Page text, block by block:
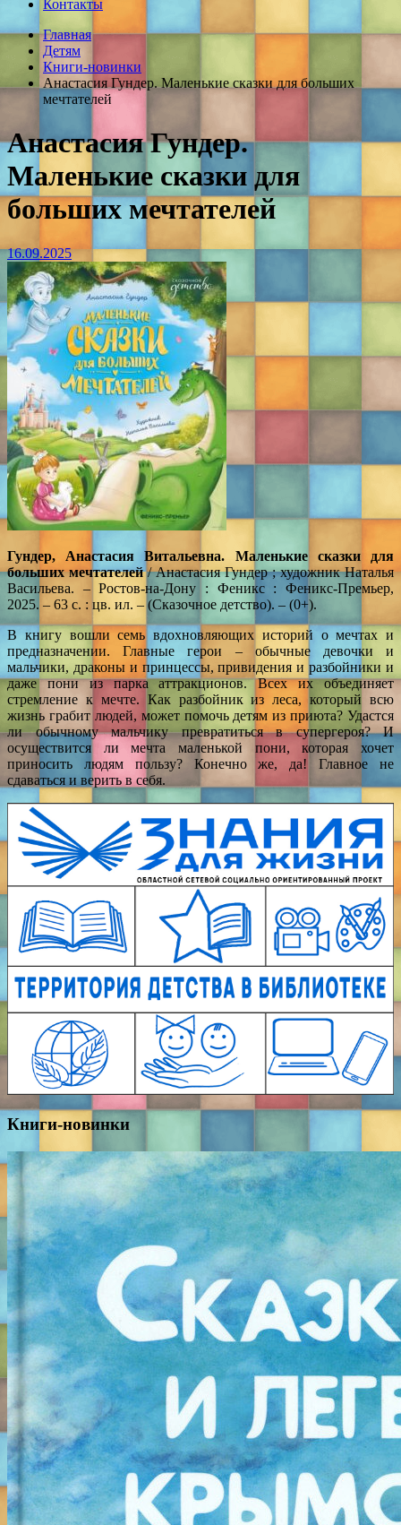
Контакты
Главная
Детям
Книги-новинки
Анастасия Гундер. Маленькие сказки для больших
мечтателей
Анастасия Гундер.
Маленькие сказки для
больших мечтателей
16.09.2025
Гундер, Анастасия Витальевна. Маленькие сказки для
больших мечтателей/ Анастасия Гундер ; художник Наталья
Васильева. – Ростов-на-Дону : Феникс : Феникс-Премьер,
2025. – 63 с. : цв. ил. – (Сказочное детство). – (0+).
В книгу вошли семь вдохновляющих историй о мечтах и
предназначении. Главные герои – обычные девочки и
мальчики, драконы и принцессы, привидения и разбойники и
даже пони из парка аттракционов. Всех их объединяет
стремление к мечте. Как разбойник из леса, который всю
жизнь грабит людей, может помочь детям из приюта? Удастся
ли обычному мальчику превратиться в супергероя? И
осуществится ли мечта маленькой пони, которая хочет
приносить людям пользу? Конечно же, да! Главное не
сдаваться и верить в себя.
Книги-новинки